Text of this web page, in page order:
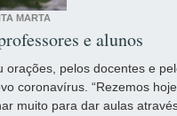
MARTA
e alunos
pelos docentes e
coronavírus. “Rezemos
muito para dar aulas